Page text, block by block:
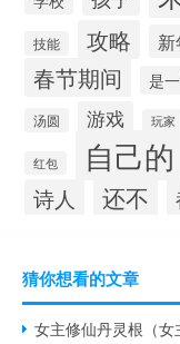
技能 攻略
春节期间 是
汤圆 游戏 玩家
红包 自己的
诗人 还不
猜你想看的文章
女主修仙丹灵根（女